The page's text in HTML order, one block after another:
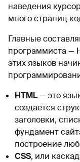
наведения
много страниц
Главные
программиста —
этих языков
HTML— это
создается
заголовки,
фундамент
построение
CSS, или